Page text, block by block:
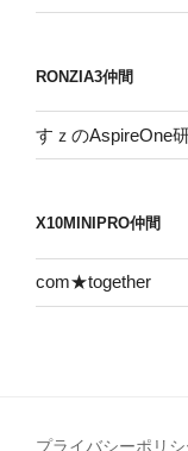
RONZIA3仲間
すｚのAspireOne
X10MINIPRO仲間
com★together
プライバシーポリシ